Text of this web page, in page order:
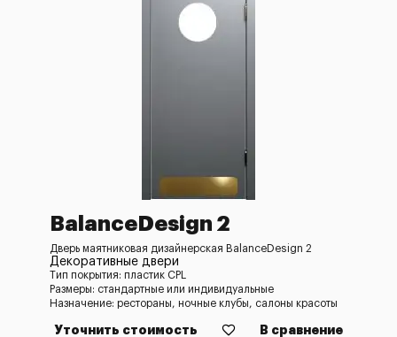
BalanceDesign 2
Дверь маятниковая дизайнерская BalanceDesign 2
Декоративные двери
Тип покрытия: пластик CPL
Размеры: стандартные или индивидуальные
Назначение: рестораны, ночные клубы, салоны красоты
Уточнить стоимость В сравнение